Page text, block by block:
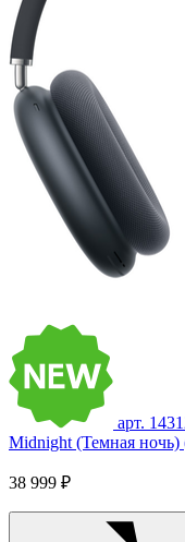
арт.
Midnight (Темная ночь)
38 999 ₽